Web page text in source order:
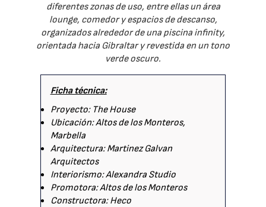
diferentes zonas de uso, entre ellas un área
lounge, comedor y espacios de descanso,
organizados alrededor de una piscina infinity,
orientada hacia Gibraltar y revestida en un tono
verde oscuro.
Ficha técnica:
Proyecto: The House
Ubicación: Altos de los Monteros,
Marbella
Arquitectura: Martinez Galvan
Arquitectos
Interiorismo: Alexandra Studio
Promotora: Altos de los Monteros
Constructora: Heco